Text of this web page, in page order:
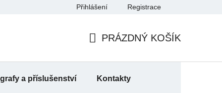
Přihlášení Registrace
KOŠÍK
PRÁZDNÝ KOŠÍK
a příslušenství Kontakty